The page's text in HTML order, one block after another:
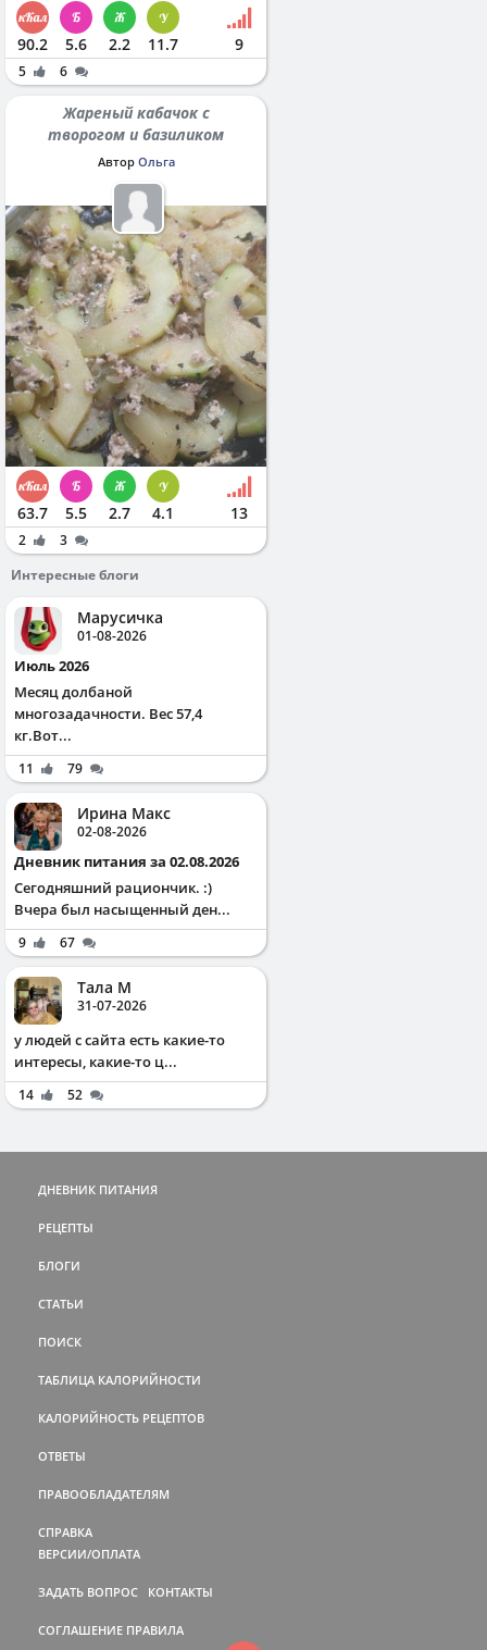
90.2 5.6 2.2 11.7 9
5 6
Жареный кабачок с
творогом и базиликом
Автор Ольга
63.7 5.5 2.7 4.1 13
2
3
Интересные блоги
Марусичка
01-08-2026
Июль 2026
Месяц долбаной
многозадачности. Вес 57,4
кг.Вот...
11 79
Ирина Макс
02-08-2026
Дневник питания за 02.08.2026
Сегодняшний рациончик. :)
Вчера был насыщенный ден...
9 67
Тала М
31-07-2026
у людей с сайта есть какие-то
интересы, какие-то ц...
14 52
ДНЕВНИК ПИТАНИЯ
РЕЦЕПТЫ
БЛОГИ
СТАТЬИ
ПОИСК
ТАБЛИЦА КАЛОРИЙНОСТИ
КАЛОРИЙНОСТЬ РЕЦЕПТОВ
ОТВЕТЫ
ПРАВООБЛАДАТЕЛЯМ
СПРАВКА
ВЕРСИИ/ОПЛАТА
ЗАДАТЬ ВОПРОС КОНТАКТЫ
СОГЛАШЕНИЕ ПРАВИЛА